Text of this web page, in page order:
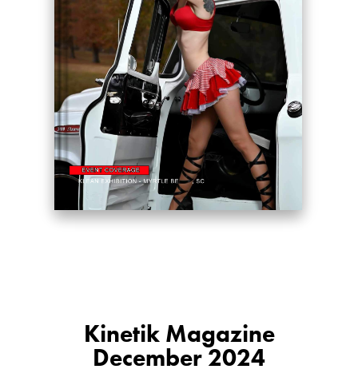
Kinetik Magazine
December 2024